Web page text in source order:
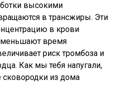
высокими
в трансжиры. Эти
в крови
время
риск тромбоза и
Как мы тебя напугали,
сковородки из дома